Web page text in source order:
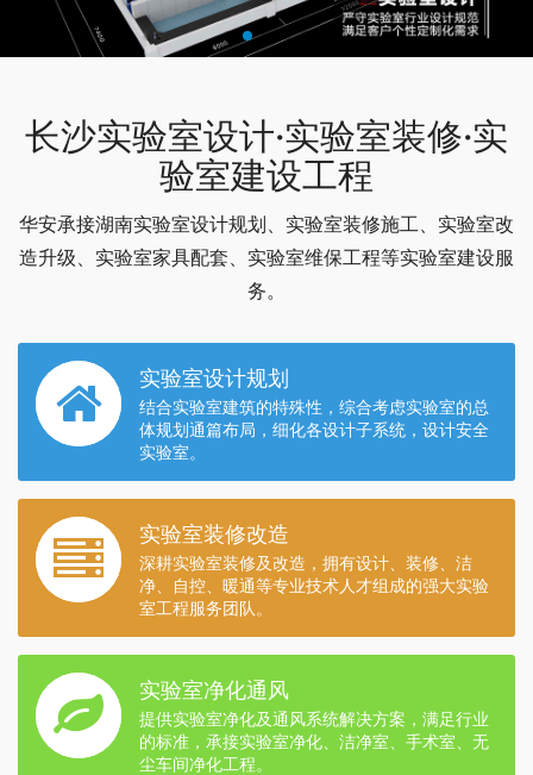
长沙实验室设计·实验室装修·实
验室建设工程
华安承接湖南实验室设计规划、实验室装修施工、实验室改
造升级、实验室家具配套、实验室维保工程等实验室建设服
务。
实验室设计规划
结合实验室建筑的特殊性，综合考虑实验室的总
体规划通篇布局，细化各设计子系统，设计安全
实验室。
实验室装修改造
深耕实验室装修及改造，拥有设计、装修、洁
净、自控、暖通等专业技术人才组成的强大实验
室工程服务团队。
实验室净化通风
提供实验室净化及通风系统解决方案，满足行业
的标准，承接实验室净化、洁净室、手术室、无
尘车间净化工程。